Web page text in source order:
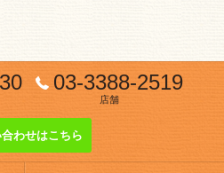
03-3388-2519
店舗
わせはこちら